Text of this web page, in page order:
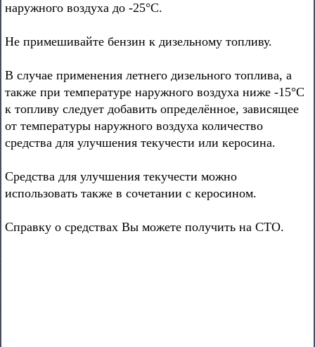
наружного воздуха до -25°С.
Не примешивайте бензин к дизельному топливу.
В случае применения летнего дизельного топлива, а
также при температуре наружного воздуха ниже -15°С
к топливу следует добавить определённое, зависящее
от температуры наружного воздуха количество
средства для улучшения текучести или керосина.
Средства для улучшения текучести можно
использовать также в сочетании с керосином.
Справку о средствах Вы можете получить на СТО.